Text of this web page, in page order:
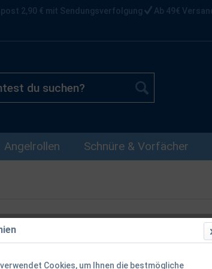
2,90 € mit Sendungsverfolgung Ab 49€
Angelrollen Schnüre & Vorfächer
Carp Porter
Cookies, um Ihnen die bestmögliche